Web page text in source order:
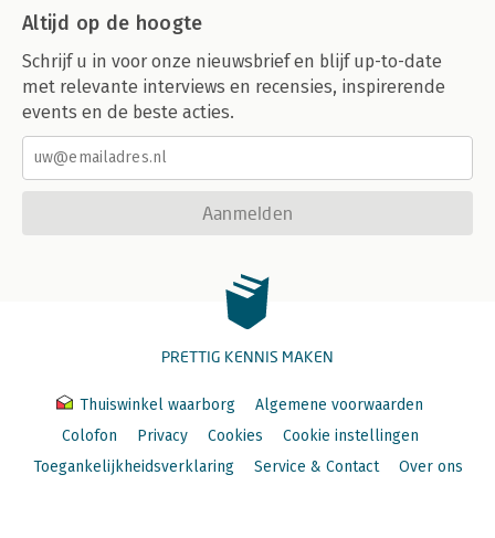
Altijd op de hoogte
Schrijf u in voor onze nieuwsbrief en blijf up-to-date
met relevante interviews en recensies, inspirerende
events en de beste acties.
Aanmelden
PRETTIG KENNIS MAKEN
Thuiswinkel waarborg
Algemene voorwaarden
Colofon
Privacy Cookies
Cookie instellingen
Toegankelijkheidsverklaring
Service & Contact Over ons